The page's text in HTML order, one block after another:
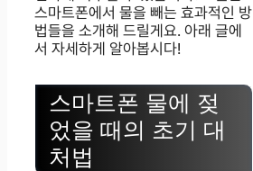
스마트폰에서 물을 빼는 효과적인 방
법들을 소개해 드릴게요. 아래 글에
서 자세하게 알아봅시다!
스마트폰 물에 젖
었을 때의 초기 대
처법